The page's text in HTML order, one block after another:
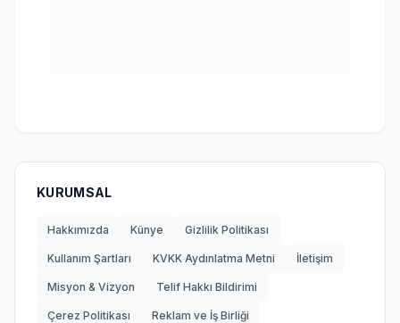
KURUMSAL
Hakkımızda Künye Gizlilik Politikası
Kullanım Şartları KVKK Aydınlatma Metni İletişim
Misyon & Vizyon Telif Hakkı Bildirimi
Çerez Politikası Reklam ve İş Birliği